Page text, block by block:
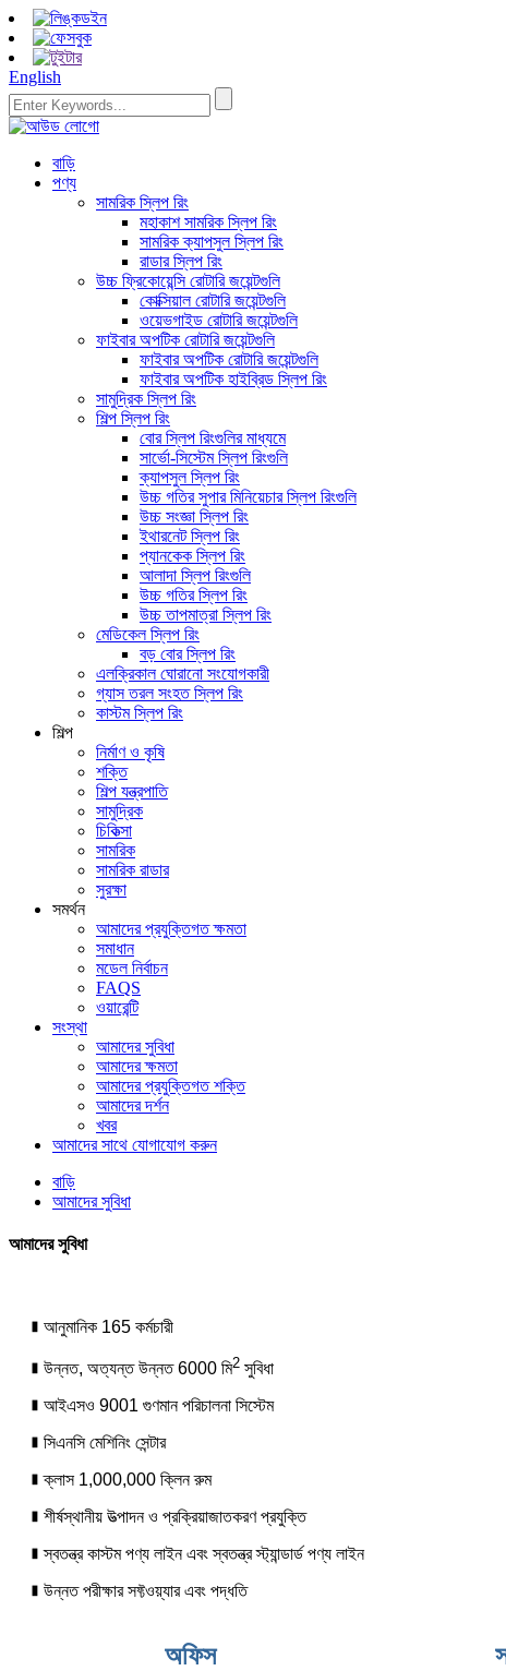
English
বাড়ি
পণ্য
সামরিক স্লিপ রিং
মহাকাশ সামরিক স্লিপ রিং
সামরিক ক্যাপসুল স্লিপ রিং
রাডার স্লিপ রিং
উচ্চ ফ্রিকোয়েন্সি রোটারি জয়েন্টগুলি
কোক্সিয়াল রোটারি জয়েন্টগুলি
ওয়েভগাইড রোটারি জয়েন্টগুলি
ফাইবার অপটিক রোটারি জয়েন্টগুলি
ফাইবার অপটিক রোটারি জয়েন্টগুলি
ফাইবার অপটিক হাইব্রিড স্লিপ রিং
সামুদ্রিক স্লিপ রিং
শিল্প স্লিপ রিং
বোর স্লিপ রিংগুলির মাধ্যমে
সার্ভো-সিস্টেম স্লিপ রিংগুলি
ক্যাপসুল স্লিপ রিং
উচ্চ গতির সুপার মিনিয়েচার স্লিপ রিংগুলি
উচ্চ সংজ্ঞা স্লিপ রিং
ইথারনেট স্লিপ রিং
প্যানকেক স্লিপ রিং
আলাদা স্লিপ রিংগুলি
উচ্চ গতির স্লিপ রিং
উচ্চ তাপমাত্রা স্লিপ রিং
মেডিকেল স্লিপ রিং
বড় বোর স্লিপ রিং
এলক্রিকাল ঘোরানো সংযোগকারী
গ্যাস তরল সংহত স্লিপ রিং
কাস্টম স্লিপ রিং
শিল্প
নির্মাণ ও কৃষি
শক্তি
শিল্প যন্ত্রপাতি
সামুদ্রিক
চিকিত্সা
সামরিক
সামরিক রাডার
সুরক্ষা
সমর্থন
আমাদের প্রযুক্তিগত ক্ষমতা
সমাধান
মডেল নির্বাচন
FAQS
ওয়ারেন্টি
সংস্থা
আমাদের সুবিধা
আমাদের ক্ষমতা
আমাদের প্রযুক্তিগত শক্তি
আমাদের দর্শন
খবর
আমাদের সাথে যোগাযোগ করুন
বাড়ি
আমাদের সুবিধা
আমাদের সুবিধা
∎ আনুমানিক 165 কর্মচারী
∎ উন্নত, অত্যন্ত উন্নত 6000 মি2 সুবিধা
∎ আইএসও 9001 গুণমান পরিচালনা সিস্টেম
∎ সিএনসি মেশিনিং সেন্টার
∎ ক্লাস 1,000,000 ক্লিন রুম
∎ শীর্ষস্থানীয় উত্পাদন ও প্রক্রিয়াজাতকরণ প্রযুক্তি
∎ স্বতন্ত্র কাস্টম পণ্য লাইন এবং স্বতন্ত্র স্ট্যান্ডার্ড পণ্য লাইন
∎ উন্নত পরীক্ষার সফ্টওয়্যার এবং পদ্ধতি
অফিস